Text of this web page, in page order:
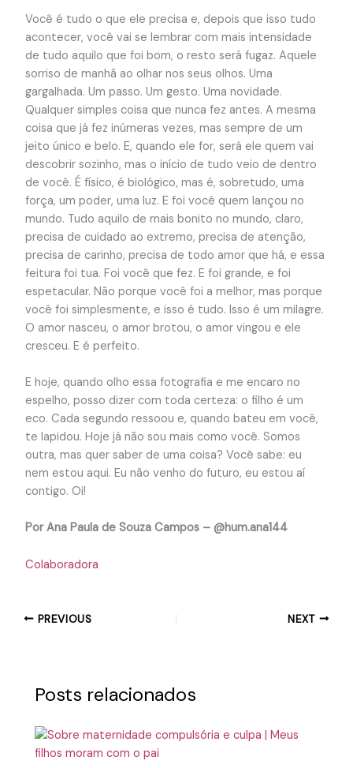
Você é tudo o que ele precisa e, depois que isso tudo
acontecer, você vai se lembrar com mais intensidade
de tudo aquilo que foi bom, o resto será fugaz. Aquele
sorriso de manhã ao olhar nos seus olhos. Uma
gargalhada. Um passo. Um gesto. Uma novidade.
Qualquer simples coisa que nunca fez antes. A mesma
coisa que já fez inúmeras vezes, mas sempre de um
jeito único e belo. E, quando ele for, será ele quem vai
descobrir sozinho, mas o início de tudo veio de dentro
de você. É físico, é biológico, mas é, sobretudo, uma
força, um poder, uma luz. E foi você quem lançou no
mundo. Tudo aquilo de mais bonito no mundo, claro,
precisa de cuidado ao extremo, precisa de atenção,
precisa de carinho, precisa de todo amor que há, e essa
feitura foi tua. Foi você que fez. E foi grande, e foi
espetacular. Não porque você foi a melhor, mas porque
você foi simplesmente, e isso é tudo. Isso é um milagre.
O amor nasceu, o amor brotou, o amor vingou e ele
cresceu. E é perfeito.
E hoje, quando olho essa fotografia e me encaro no
espelho, posso dizer com toda certeza: o filho é um
eco. Cada segundo ressoou e, quando bateu em você,
te lapidou. Hoje já não sou mais como você. Somos
outra, mas quer saber de uma coisa? Você sabe: eu
nem estou aqui. Eu não venho do futuro, eu estou aí
contigo. Oi!
Por Ana Paula de Souza Campos – @hum.ana144
Colaboradora
PREVIOUS NEXT
Posts relacionados